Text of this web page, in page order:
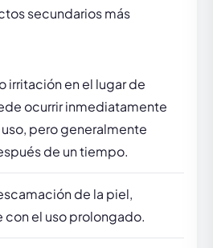
secundarios más
irritación en el lugar de
ocurrir inmediatamente
pero generalmente
de un tiempo.
de la piel,
el uso prolongado.